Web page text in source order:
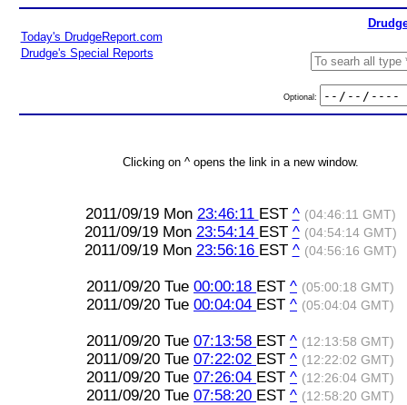
Today's DrudgeReport.com
Drudge's Special Reports
Optional:
Clicking on ^ opens the link in a new window.
2011/09/19 Mon 23:46:11 EST ^ (04:46:11 GMT)
2011/09/19 Mon 23:54:14 EST ^ (04:54:14 GMT)
2011/09/19 Mon 23:56:16 EST ^ (04:56:16 GMT)
2011/09/20 Tue 00:00:18 EST ^ (05:00:18 GMT)
2011/09/20 Tue 00:04:04 EST ^ (05:04:04 GMT)
2011/09/20 Tue 07:13:58 EST ^ (12:13:58 GMT)
2011/09/20 Tue 07:22:02 EST ^ (12:22:02 GMT)
2011/09/20 Tue 07:26:04 EST ^ (12:26:04 GMT)
2011/09/20 Tue 07:58:20 EST ^ (12:58:20 GMT)